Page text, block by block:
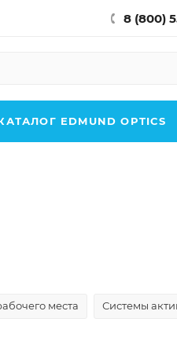
8 (800)
EDMUND OPTICS
места Системы